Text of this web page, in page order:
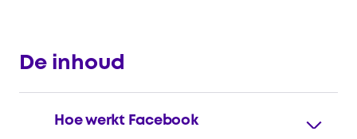
De inhoud
Hoe werkt Facebook